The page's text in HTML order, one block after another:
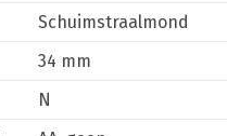
Schuimstraalmond
34 mm
N